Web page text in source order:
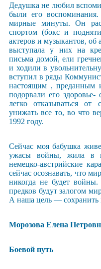
Дедушка не любил
были его
мирные минуты. Он
спортом (бокс и
актеров и музыкантов,
выступала у них на
письма домой, ели
и ходили в
вступил в ряды
настоящим , преданным
подорвали его
легко отказываться от
унижать все то, во что
1992 году.
Сейчас моя бабушка
ужасы войны, жила в
немецко-австрийские
сейчас осознавать, что
никогда не будет
предков будут залогом
А наша цель — сохранить
Морозова Елена
Боевой путь